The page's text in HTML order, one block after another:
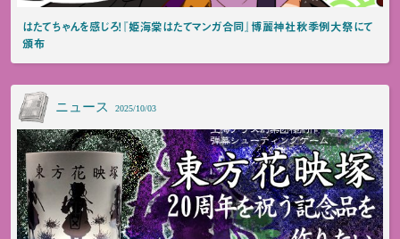
はたてちゃんを感じろ！『姫海棠はたてマンガ合同』博麗神社秋季例大祭にて
頒布
ニュース 2025/10/03